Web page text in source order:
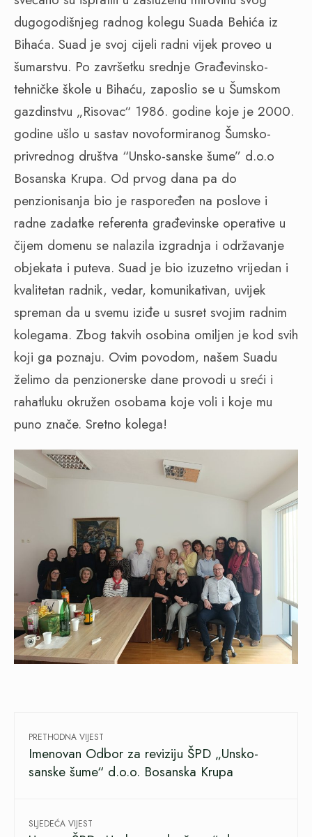
dugogodišnjeg radnog kolegu Suada Behića iz
Bihaća. Suad je svoj cijeli radni vijek proveo u
šumarstvu. Po završetku srednje Građevinsko-
tehničke škole u Bihaću, zaposlio se u Šumskom
gazdinstvu „Risovac“ 1986. godine koje je 2000.
godine ušlo u sastav novoformiranog Šumsko-
privrednog društva “Unsko-sanske šume” d.o.o
Bosanska Krupa. Od prvog dana pa do
penzionisanja bio je raspoređen na poslove i
radne zadatke referenta građevinske operative u
čijem domenu se nalazila izgradnja i održavanje
objekata i puteva. Suad je bio izuzetno vrijedan i
kvalitetan radnik, vedar, komunikativan, uvijek
spreman da u svemu iziđe u susret svojim radnim
kolegama. Zbog takvih osobina omiljen je kod svih
koji ga poznaju. Ovim povodom, našem Suadu
želimo da penzionerske dane provodi u sreći i
rahatluku okružen osobama koje voli i koje mu
puno znače. Sretno kolega!
PRETHODNA VIJEST
Imenovan Odbor za reviziju ŠPD „Unsko-
sanske šume“ d.o.o. Bosanska Krupa
SLJEDEĆA VIJEST